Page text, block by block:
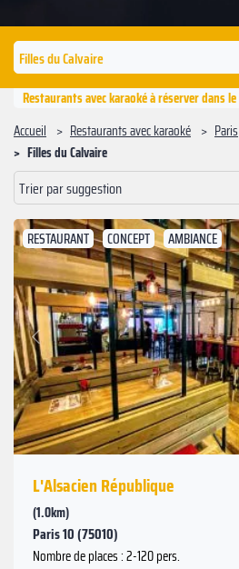
Accueil
Restaurants avec karaoké Paris
Filles du Calvaire
Trier par suggestion
RESTAURANT CONCEPT AMBIANCE
Précédent
L'Alsacien République
(1.0km)
Paris 10 (75010)
Nombre de places : 2-120 pers.